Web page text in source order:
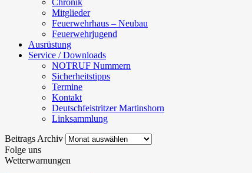
Mitglieder
Feuerwehrhaus – Neubau
Feuerwehrjugend
Ausrüstung
Service / Downloads
NOTRUF Nummern
Sicherheitstipps
Termine
Kontakt
Deutschfeistritzer Martinshorn
Linksammlung
Beitrags Archiv Beitrags
Folge uns
Wetterwarnungen